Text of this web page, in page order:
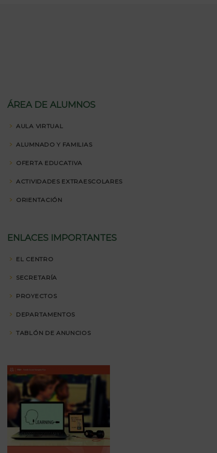
ÁREA DE ALUMNOS
AULA VIRTUAL
ALUMNADO Y FAMILIAS
OFERTA EDUCATIVA
ACTIVIDADES EXTRAESCOLARES
ORIENTACIÓN
ENLACES IMPORTANTES
EL CENTRO
SECRETARÍA
PROYECTOS
DEPARTAMENTOS
TABLÓN DE ANUNCIOS